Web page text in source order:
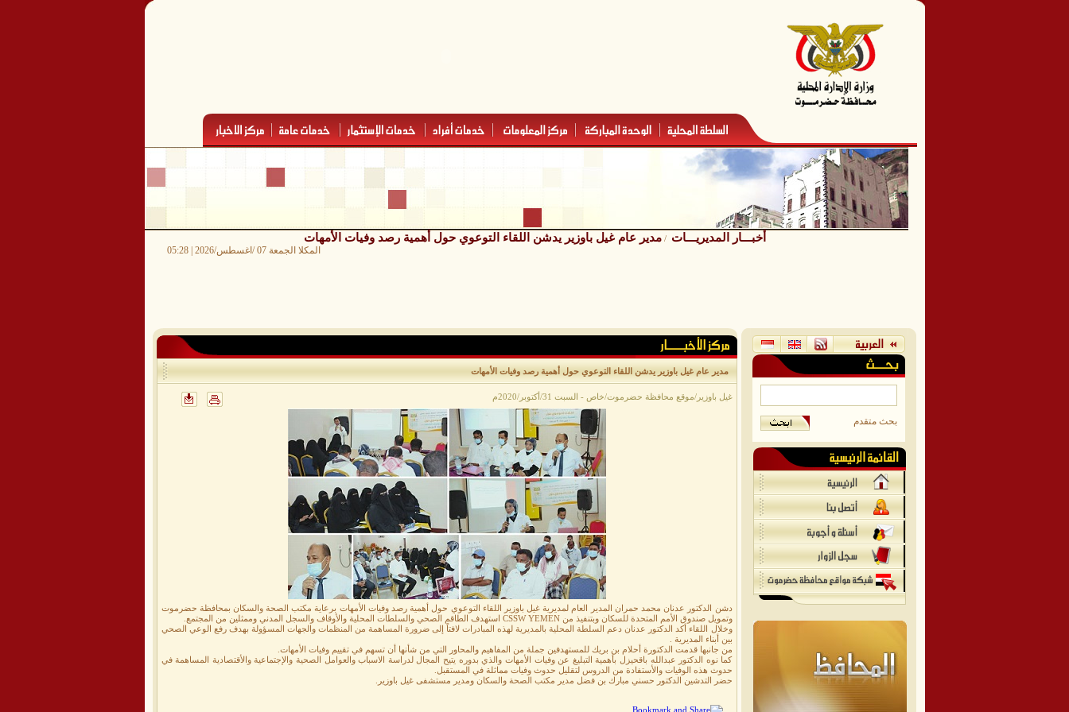
أخبـــار المديريـــات /مدير عام غيل باوزير يدشن اللقاء التوعوي حول أهمية رصد وفيات الأمهات
المكلا الجمعة 07 /اغسطس/2026 | 05:28
مدير عام غيل باوزير يدشن اللقاء التوعوي حول أهمية رصد وفيات الأمهات
غيل باوزير/موقع محافظة حضرموت/خاص - السبت 31/أكتوبر/2020م
دشن الدكتور عدنان محمد حمران المدير العام لمديرية غيل باوزير اللقاء التوعوي حول أهمية رصد وفيات الأمهات برعاية مكتب الصحة والسكان بمحافظة حضرموت
وتمويل صندوق الأمم المتحدة للسكان وبتنفيذ من CSSW YEMEN استهدف الطاقم الصحي والسلطات المحلية والأوقاف والسجل المدني وممثلين من المجتمع.
وخلال اللقاء أكد الدكتور عدنان دعم السلطة المحلية بالمديرية لهذه المبادرات لافتاً إلى ضرورة المساهمة من المنظمات والجهات المسؤولة بهدف رفع الوعي الصحي
بين أبناء المديرية .
من جانبها قدمت الدكتورة أحلام بن بريك للمستهدفين جملة من المفاهيم والمحاور التي من شأنها أن تسهم في تقييم وفيات الأمهات.
كما نوه الدكتور عبدالله باقحيزل بأهمية التبليغ عن وفيات الأمهات والذي بدوره يتيح المجال لدراسة الاسباب والعوامل الصحية والإجتماعية والأقتصادية المساهمة في
حدوث هذه الوفيات والأستفادة من الدروس لتقليل حدوث وفيات مماثلة في المستقبل.
حضر التدشين الدكتور حسني مبارك بن فضل مدير مكتب الصحة والسكان ومدير مستشفى غيل باوزير.
بحث متقدم